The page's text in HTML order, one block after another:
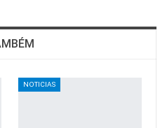
NOTICIAS